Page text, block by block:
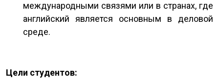
международными связями или в странах, где
английский является основным в деловой
среде.
Цели студентов: